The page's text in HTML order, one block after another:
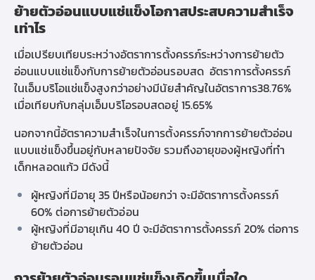
ย้ายตัวอ่อนแบบแช่แข็งโอกาสประสบความสำเร็จ
เท่าไร
เมื่อเปรียบเทียบระหว่างอัตราการตั้งครรภ์ระหว่างการย้ายตัว
อ่อนแบบแช่แข็งกับการย้ายตัวอ่อนรอบสด อัตราการตั้งครรภ์
ในเอ็มบริโอแช่แข็งสูงกว่าอย่างมีนัยสำคัญในอัตราการ38.76%
เมื่อเทียบกับกลุ่มเอ็มบริโอรอบสดอยู่ 15.65%
นอกจากนี้อัตราความสำเร็จในการตั้งครรภ์จากการย้ายตัวอ่อน
แบบแช่แข็งขึ้นอยู่กับหลายปัจจัย รวมถึงอายุของผู้หญิงที่ทำ
เด็กหลอดแก้ว มีดังนี้
ผู้หญิงที่มีอายุ 35 ปีหรือน้อยกว่า จะมีอัตราการตั้งครรภ์
60% ต่อการย้ายตัวอ่อน
ผู้หญิงที่มีอายุเกิน 40 ปี จะมีอัตราการตั้งครรภ์ 20% ต่อการ
ย้ายตัวอ่อน